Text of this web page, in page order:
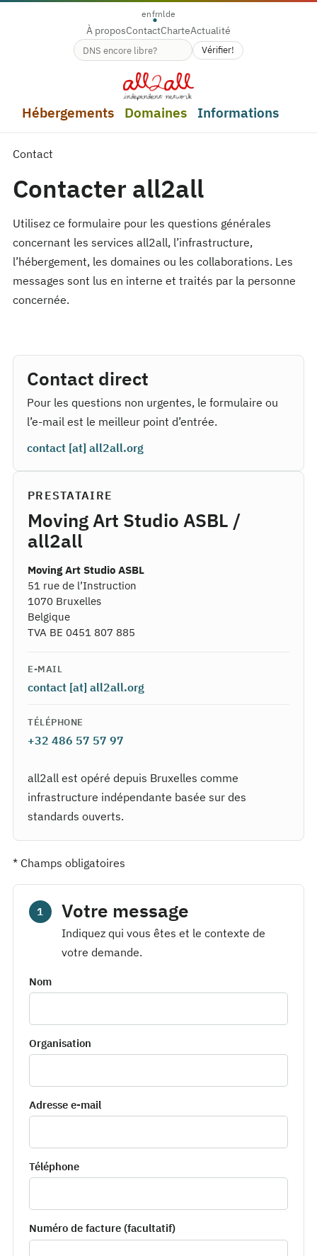
enfrnlde
À proposContactCharteActualité
Disponibilité du nom de domaine
Vérifier!
Hébergements Domaines Informations
Contact
Contacter all2all
Utilisez ce formulaire pour les questions générales
concernant les services all2all, l’infrastructure,
l’hébergement, les domaines ou les collaborations. Les
messages sont lus en interne et traités par la personne
concernée.
Contact direct
Pour les questions non urgentes, le formulaire ou
l’e-mail est le meilleur point d’entrée.
contact [at] all2all.org
* Champs obligatoires
1 Votre message
Indiquez qui vous êtes et le contexte de
votre demande.
Nom
Organisation
Adresse e-mail
Téléphone
Numéro de facture (facultatif)
PRESTATAIRE
Moving Art Studio ASBL /
all2all
Moving Art Studio ASBL
51 rue de l’Instruction
1070 Bruxelles
Belgique
TVA BE 0451 807 885
E-MAIL
contact [at] all2all.org
TÉLÉPHONE
+32 486 57 57 97
all2all est opéré depuis Bruxelles comme
infrastructure indépendante basée sur des
standards ouverts.